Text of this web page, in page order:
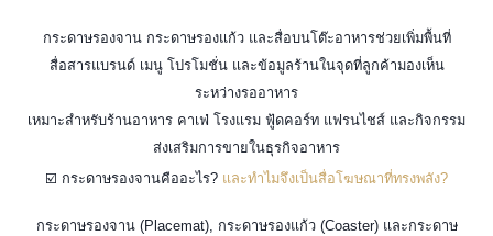
กระดาษรองจาน กระดาษรองแก้ว และสื่อบนโต๊ะอาหารช่วยเพิ่มพื้นที่
สื่อสารแบรนด์ เมนู โปรโมชั่น และข้อมูลร้านในจุดที่ลูกค้ามองเห็น
ระหว่างรออาหาร
เหมาะสำหรับร้านอาหาร คาเฟ่ โรงแรม ฟู้ดคอร์ท แฟรนไชส์ และกิจกรรม
ส่งเสริมการขายในธุรกิจอาหาร
☑️ กระดาษรองจานคืออะไร? และทำไมจึงเป็นสื่อโฆษณาที่ทรงพลัง?
กระดาษรองจาน (Placemat), กระดาษรองแก้ว (Coaster) และกระดาษ